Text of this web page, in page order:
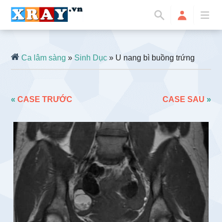
Ca lâm sàng »Sinh Dục » U nang bì buồng trứng
«CASE TRƯỚC CASE SAU »